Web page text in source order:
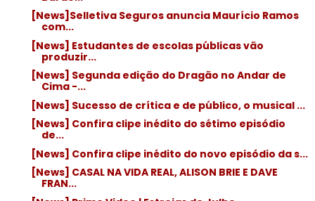
[News]Selletiva Seguros anuncia Maurício Ramos
com...
[News] Estudantes de escolas públicas vão
produzir...
[News] Segunda edição do Dragão no Andar de
Cima -...
[News] Sucesso de crítica e de público, o musical ...
[News] Confira clipe inédito do sétimo episódio
de...
[News] Confira clipe inédito do novo episódio da s...
[News] CASAL NA VIDA REAL, ALISON BRIE E DAVE
FRAN...